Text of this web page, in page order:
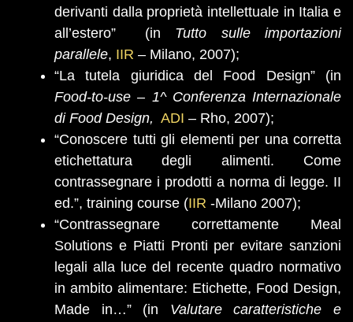
derivanti dalla proprietà intellettuale in Italia e
all’estero”
(in Tutto sulle importazioni
parallele, IIR – Milano, 2007);
“La tutela giuridica del Food Design” (in
Food-to-use – 1^ Conferenza Internazionale
di Food Design, ADI – Rho, 2007);
“Conoscere tutti gli elementi per una corretta
etichettatura degli alimenti. Come
contrassegnare i prodotti a norma di legge. II
ed.”, training course (IIR -Milano 2007);
“Contrassegnare correttamente Meal
Solutions e Piatti Pronti per evitare sanzioni
legali alla luce del recente quadro normativo
in ambito alimentare: Etichette, Food Design,
Made in…” (in Valutare caratteristiche e